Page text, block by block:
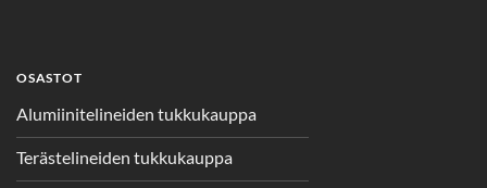
OSASTOT
Alumiinitelineiden tukkukauppa
Terästelineiden tukkukauppa